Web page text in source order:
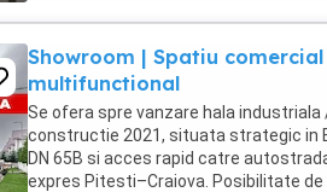
Showroom | Spatiu
multifunctional
Se ofera spre vanzare hala
constructie 2021, situata strategic in
DN 65B si acces rapid catre
expres Pitesti–Craiova. Posibilitate